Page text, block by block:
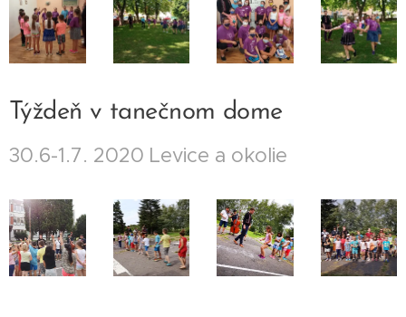
Týždeň v tanečnom dome
30.6-1.7. 2020 Levice a okolie